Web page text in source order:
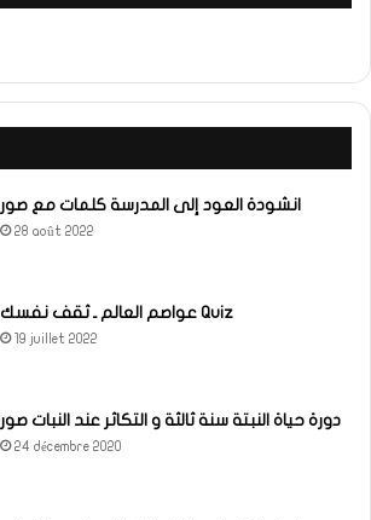
انشودة العود إلى المدرسة كلمات مع صور
28 août 2022
عواصم العالم ـ ثقف نفسك Quiz
19 juillet 2022
دورة حياة النبتة سنة ثالثة و التكاثر عند النبات صور
24 décembre 2020